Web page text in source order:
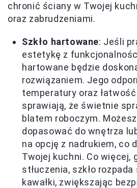
chronić ściany w Twojej
oraz zabrudzeniami.
Szkło hartowane: Jeśli
estetykę z
hartowane będzie
rozwiązaniem. Jego
temperatury oraz
sprawiają, że świetnie
blatem roboczym.
dopasować do wnętrza
na opcję z nadrukiem, co
Twojej kuchni. Co więcej,
stłuczenia, szkło
kawałki, zwiększając